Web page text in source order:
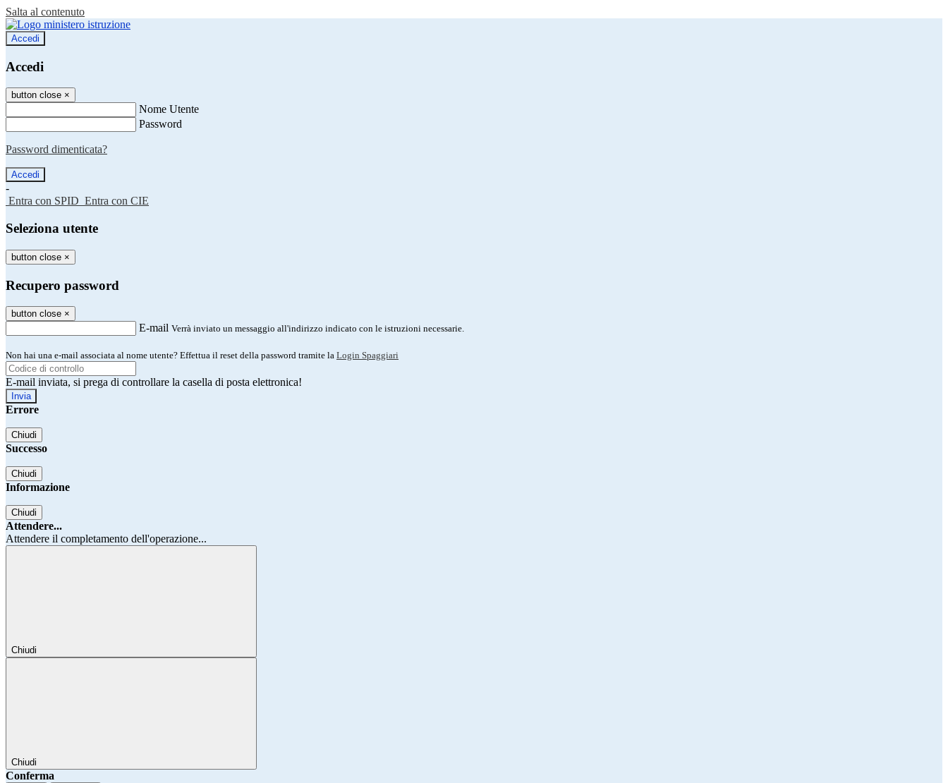
Salta al contenuto
Accedi
Accedi
button close ×
Nome Utente
Password
Password dimenticata?
-
Entra con SPID Entra con CIE
Seleziona utente
button close ×
Recupero password
button close ×
E-mail Verrà inviato un messaggio all'indirizzo indicato con le istruzioni necessarie.
Non hai una e-mail associata al nome utente? Effettua il reset della password tramite la Login Spaggiari
E-mail inviata, si prega di controllare la casella di posta elettronica!
Errore
Chiudi
Successo
Chiudi
Informazione
Chiudi
Attendere...
Attendere il completamento dell'operazione...
Chiudi
Chiudi
Conferma